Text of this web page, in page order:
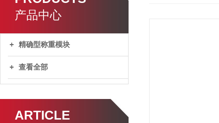
产品中心
精确型称重模块
查看全部
ARTICLE